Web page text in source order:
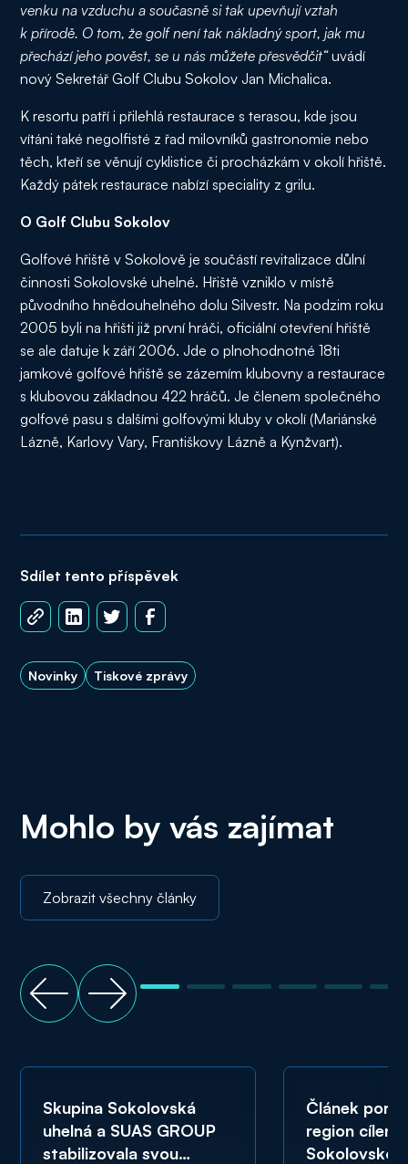
venku na vzduchu a současně si tak upevňují vztah
k přírodě. O tom, že golf není tak nákladný sport, jak mu
přechází jeho pověst, se u nás můžete přesvědčit“uvádí
nový Sekretář Golf Clubu Sokolov Jan Michalica.
K resortu patří i přilehlá restaurace s terasou, kde jsou
vítáni také negolfisté z řad milovníků gastronomie nebo
těch, kteří se věnují cyklistice či procházkám v okolí hřiště.
Každý pátek restaurace nabízí speciality z grilu.
O Golf Clubu Sokolov
Golfové hřiště v Sokolově je součástí revitalizace důlní
činnosti Sokolovské uhelné. Hřiště vzniklo v místě
původního hnědouhelného dolu Silvestr. Na podzim roku
2005 byli na hřišti již první hráči, oficiální otevření hřiště
se ale datuje k září 2006. Jde o plnohodnotné 18ti
jamkové golfové hřiště se zázemím klubovny a restaurace
s klubovou základnou 422 hráčů. Je členem společného
golfové pasu s dalšími golfovými kluby v okolí (Mariánské
Lázně, Karlovy Vary, Františkovy Lázně a Kynžvart).
Sdílet tento příspěvek
Novinky Tiskové zprávy
Mohlo by vás zajímat
Zobrazit všechny články
Skupina Sokolovská
uhelná a SUAS GROUP
stabilizovala svou
Článek
region cíleně
Sokolovskou